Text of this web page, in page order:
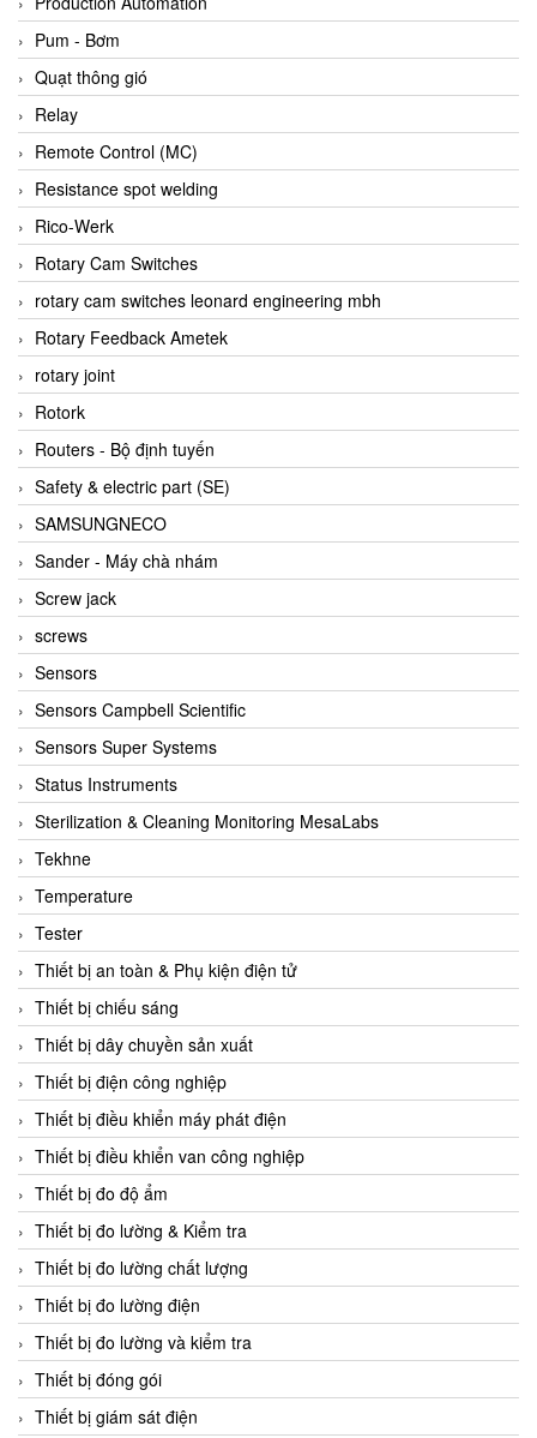
BK Vibro
Black Box
BlackBox Vietnam
BLAGDON PUMP
Bloom Engineering
Boneng
Bopp & Reuther Messtechnik
Bosch
Boydcorp
BRAUN Vietnam
Brinkmann Pumpen
BRONKHORST
Brook Instrument
Brooks Instrument Vietnam
Buhler
BURLING INSTRUMENTS
Burster
BUSCHJOST
Calectro
Campbell Scientific
Canneed Vietnam
Cantoni
CAPS
CAREL Parts
CCS
CD Automation
CEAG Sicherheitst
CEIA Vietnam
Celduc Vietnam
Cemb
Centec GmbH
CEQUBE
CHAUVIN ARNOUX
Checkline
Chino
Chiyoda Seiki
Chiyoda-Tsusho
Chongqing Huaneng
Pum - Bơm
Quạt thông gió
Relay
Remote Control (MC)
Resistance spot welding
Rico-Werk
Rotary Cam Switches
rotary cam switches leonard engineering mbh
Rotary Feedback Ametek
rotary joint
Rotork
Routers - Bộ định tuyến
Safety & electric part (SE)
SAMSUNGNECO
Sander - Máy chà nhám
Screw jack
screws
Sensors
Sensors Campbell Scientific
Sensors Super Systems
Status Instruments
Sterilization & Cleaning Monitoring MesaLabs
Tekhne
Temperature
Tester
Thiết bị an toàn & Phụ kiện điện tử
Thiết bị chiếu sáng
Thiết bị dây chuyền sản xuất
Thiết bị điện công nghiệp
Thiết bị điều khiển máy phát điện
Thiết bị điều khiển van công nghiệp
Thiết bị đo độ ẩm
Thiết bị đo lường & Kiểm tra
Thiết bị đo lường chất lượng
Thiết bị đo lường điện
Thiết bị đo lường và kiểm tra
Thiết bị đóng gói
Thiết bị giám sát điện